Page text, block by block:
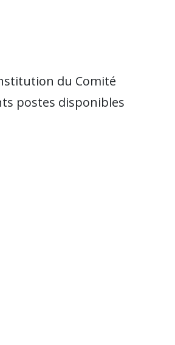
du Comité
postes disponibles